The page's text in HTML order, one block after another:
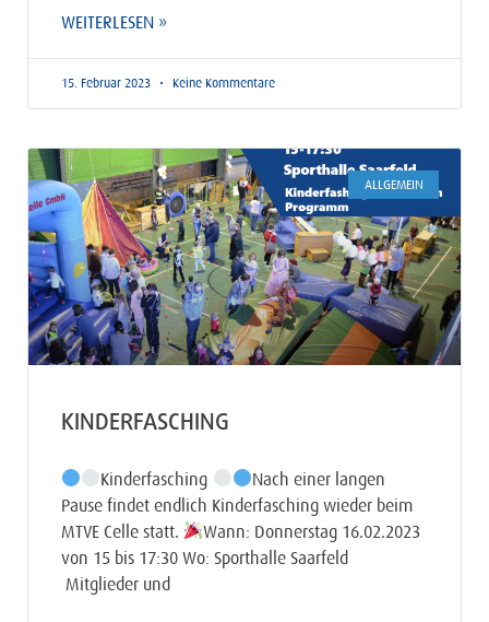
WEITERLESEN »
15. Februar 2023 Keine Kommentare
ALLGEMEIN
KINDERFASCHING
Kinderfasching
Nach einer langen
Pause findet endlich Kinderfasching wieder beim
MTVE Celle statt.
Wann: Donnerstag 16.02.2023
von 15 bis 17:30 Wo: Sporthalle Saarfeld
Mitglieder und